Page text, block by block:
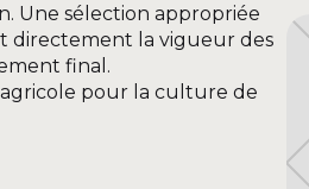
Une sélection appropriée
directement la vigueur des
final.
agricole pour la culture de